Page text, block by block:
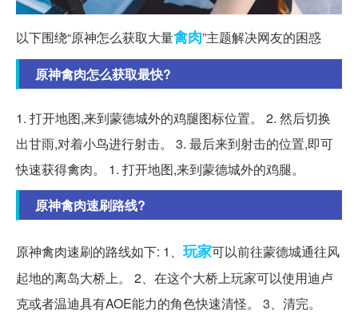
以下围绕“原神怎么获取大量禽肉”主题解决网友的困惑
原神禽肉怎么获取最快?
1. 打开地图,来到蒙德城外的鸡腿图标位置。 2. 然后切换
出甘雨,对着小鸟进行射击。 3. 最后来到射击的位置,即可
快速获得禽肉。 1. 打开地图,来到蒙德城外的鸡腿。
原神禽肉速刷路线?
原神禽肉速刷的路线如下: 1、 玩家可以前往蒙德城通往风
起地的离岛大桥上。 2、在这个大桥上玩家可以使用迪卢
克或者温迪具有AOE能力的角色快速清怪。 3、清完。